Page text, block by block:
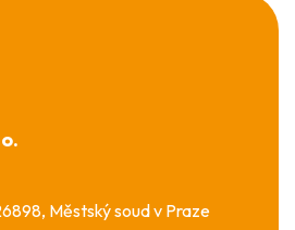
Městský soud v Praze